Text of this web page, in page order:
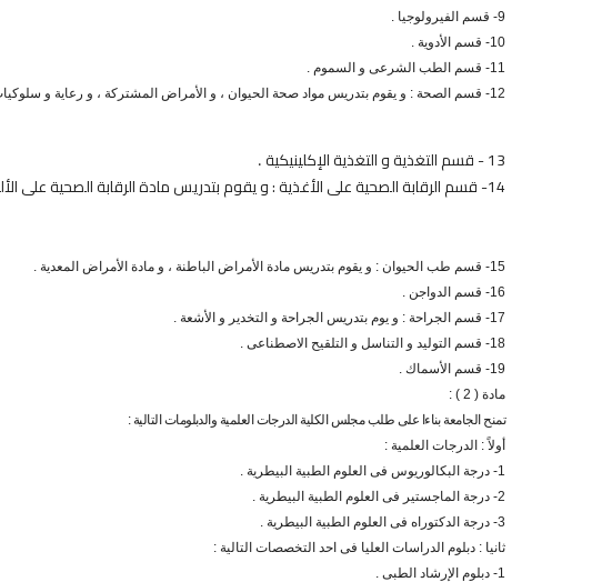
9- قسم الفيرولوجيا .
10- قسم الأدوية .
11- قسم الطب الشرعى و السموم .
12- قسم الصحة : و يقوم بتدريس مواد صحة الحيوان ، و الأمراض المشتركة ، و رعاية و سلوكيات الحيوان .
13 - ق سم التغذية و التغذية الإكلينيكية .
14- قسم الرقابة الصحية على الأغذية : و يقوم بتدريس مادة الرقابة الصحية على الألبان ومنتجاتها والزيوت والدهون والبيض ، ومادة الرقابة الصحية على اللحوم و الأسماك و منتجاتها و المخلفات الحيوانية .
15- قسم طب الحيوان : و يقوم بتدريس مادة الأمراض الباطنة ، و مادة الأمراض المعدية .
16- قسم الدواجن .
17- قسم الجراحة : و يوم بتدريس الجراحة و التخدير و الأشعة .
18- قسم التوليد و التناسل و التلقيح الاصطناعى .
19- قسم الأسماك .
مادة ( 2 ) :
تمنح الجامعة بناءا على طلب مجلس الكلية الدرجات العلمية والدبلومات التالية :
أولاً : الدرجات العلمية :
1- درجة البكالوريوس فى العلوم الطبية البيطرية .
2- درجة الماجستير فى العلوم الطبية البيطرية .
3- درجة الدكتوراه فى العلوم الطبية البيطرية .
ثانيا : دبلوم الدراسات العليا فى احد التخصصات التالية :
1- دبلوم الإرشاد الطبى .